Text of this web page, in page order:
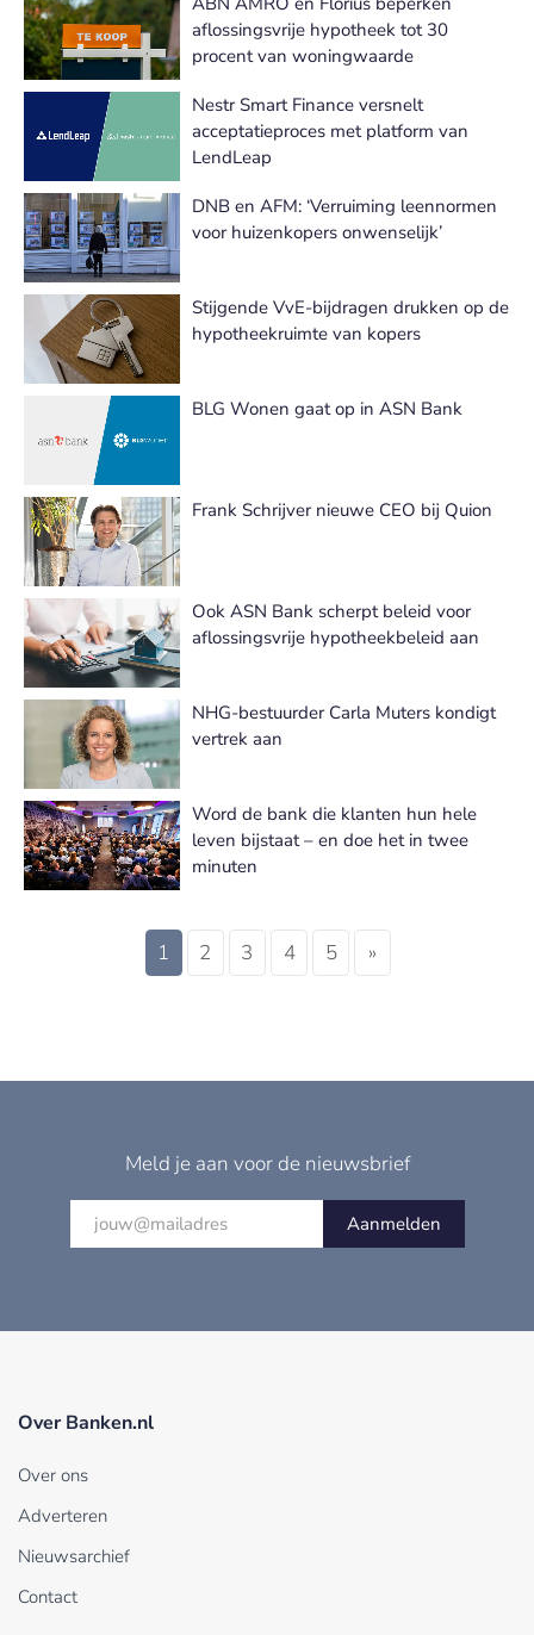
aflossingsvrije hypotheek tot 30
procent van woningwaarde
Nestr Smart Finance versnelt
acceptatieproces met platform van
LendLeap
DNB en AFM: ‘Verruiming leennormen
voor huizenkopers onwenselijk’
Stijgende VvE-bijdragen drukken op de
hypotheekruimte van kopers
BLG Wonen gaat op in ASN Bank
Frank Schrijver nieuwe CEO bij Quion
Ook ASN Bank scherpt beleid voor
aflossingsvrije hypotheekbeleid aan
NHG-bestuurder Carla Muters kondigt
vertrek aan
Word de bank die klanten hun hele
leven bijstaat – en doe het in twee
minuten
1 2 3 4 5 »
Meld je aan voor de nieuwsbrief
Aanmelden
Over Banken.nl
Over ons
Adverteren
Nieuwsarchief
Contact